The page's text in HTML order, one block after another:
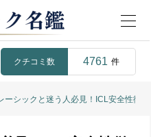
クチコミ数 4761 件
ーシックと迷う人必見！ICL安全性徹